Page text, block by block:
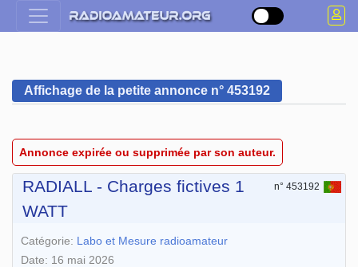
Affichage de la petite annonce n° 453192
Annonce expirée ou supprimée par son auteur.
RADIALL - Charges fictives 1
WATT
n° 453192
Catégorie: Labo et Mesure radioamateur
Date: 16 mai 2026